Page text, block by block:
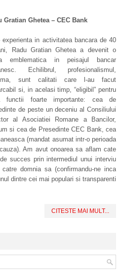
Gratian Ghetea – CEC Bank
experienta in activitatea bancara de 40
Radu Gratian Ghetea a devenit o
emblematica in peisajul bancar
Echilibrul, profesionalismul,
sunt calitati care l-au facut
si, in acelasi timp, “eligibil” pentru
functii foarte importante: cea de
de peste un deceniu al Consiliului
al Asociatiei Romane a Bancilor,
si cea de Presedinte CEC Bank, cea
(mandat asumat intr-o perioada
Am avut onoarea sa aflam cate
succes prin intermediul unui interviu
domnia sa (confirmandu-ne inca
dintre cei mai populari si transparenti
CITESTE MAI MULT...